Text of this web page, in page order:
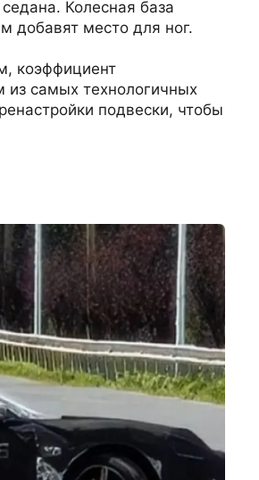
Колесная база
добавят место для ног.
коэффициент
из самых технологичных
подвески, чтобы